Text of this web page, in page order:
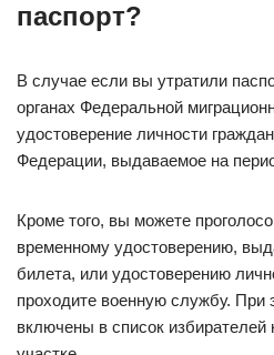
паспорт?
В случае если вы утратили
органах Федеральной
удостоверение личности
Федерации, выдаваемое на
Кроме того, вы можете
временному удостоверению,
билета, или удостоверению
проходите военную службу.
включены в список